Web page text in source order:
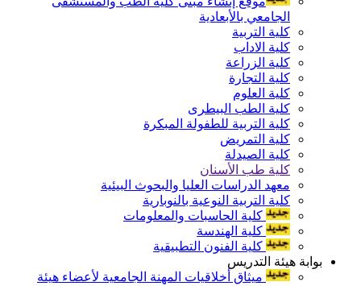
الجامعي بالأبعادية
كلية التربية
كلية الاداب
كلية الزراعة
كلية التجارة
كلية العلوم
كلية الطب البيطرى
كلية التربية للطفولة المبكرة
كلية التمريض
كلية الصيدلة
كلية طب الأسنان
معهد الدراسات العليا والبحوث البيئية
كلية التربية النوعية بالنوبارية
كلية الحاسبات والمعلومات
كلية الهندسة
كلية الفنون التطبيقية
بوابة هيئة التدريس
ميثاق أخلاقيات المهنة الجامعية لأعضاء هيئة